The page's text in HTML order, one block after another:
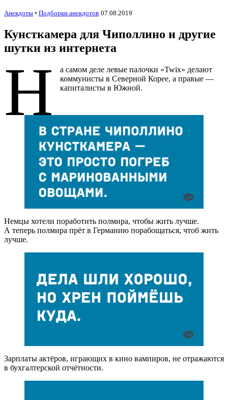
Анекдоты • Подборки анекдотов 07.08.2019
Кунсткамера для Чиполлино и другие
шутки из интернета
Н
а самом деле левые палочки «Twix» делают
коммунисты в Северной Корее, а правые —
капиталисты в Южной.
Немцы хотели поработить полмира, чтобы жить лучше.
А теперь полмира прёт в Германию порабощаться, чтоб жить
лучше.
Зарплаты актёров, играющих в кино вампиров, не отражаются
в бухгалтерской отчётности.